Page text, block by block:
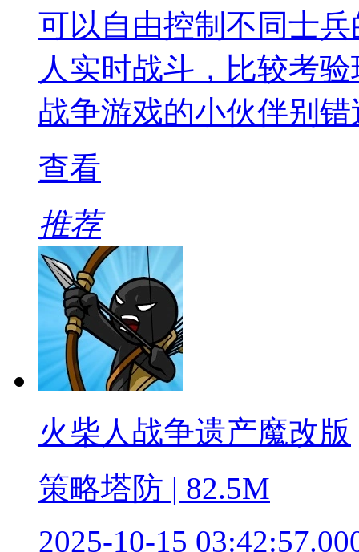
可以自由控制不同士
人实时战斗，比较考
战争游戏的小伙伴别
查看
推荐
火柴人战争遗产魔改版
策略塔防 | 82.5M
2025-10-15